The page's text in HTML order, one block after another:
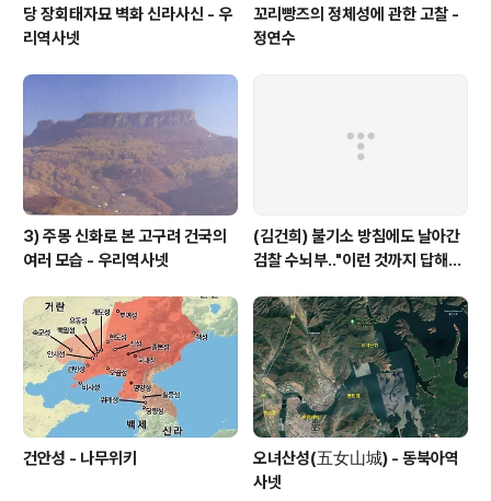
당 장회태자묘 벽화 신라사신 - 우
리역사넷
꼬리빵즈의 정체성에 관한 고찰 -
정연수
3) 주몽 신화로 본 고구려 건국의
여러 모습 - 우리역사넷
(김건희) 불기소 방침에도 날아간
검찰 수뇌부‥"이런 것까지 답해야
건안성 - 나무위키
오녀산성(五女山城) - 동북아역
사넷